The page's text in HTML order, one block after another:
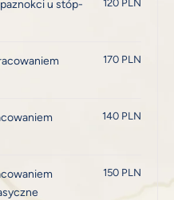
u stóp-
120 PLN
170 PLN
140 PLN
150 PLN